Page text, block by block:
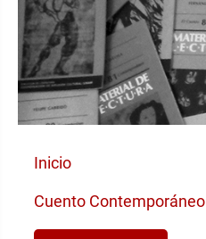
Inicio
Cuento Contemporáneo